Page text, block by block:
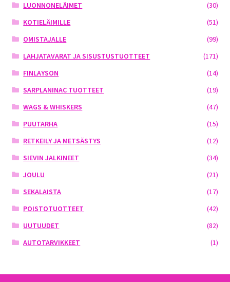
LUONNONELÄIMET
(30)
KOTIELÄIMILLE
(51)
OMISTAJALLE
(99)
LAHJATAVARAT JA SISUSTUSTUOTTEET
(171)
FINLAYSON
(14)
SARPLANINAC TUOTTEET
(19)
WAGS & WHISKERS
(47)
PUUTARHA
(15)
RETKEILY JA METSÄSTYS
(12)
SIEVIN JALKINEET
(34)
JOULU
(21)
SEKALAISTA
(17)
POISTOTUOTTEET
(42)
UUTUUDET
(82)
AUTOTARVIKKEET
(1)